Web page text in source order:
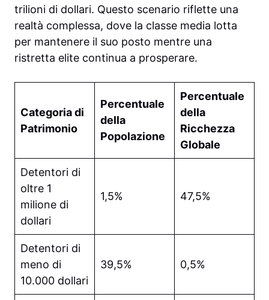
trilioni di dollari. Questo scenario riflette una
realtà complessa, dove la classe media lotta
per mantenere il suo posto mentre una
ristretta elite continua a prosperare.
Categoria di
Patrimonio
Percentuale
della
Popolazione
Percentuale
della
Ricchezza
Globale
Detentori di
oltre 1
milione di
dollari
1,5% 47,5%
Detentori di
meno di
10.000 dollari
39,5% 0,5%